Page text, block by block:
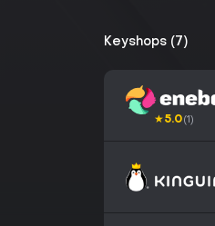
Keyshops (7)
★5.0(1)